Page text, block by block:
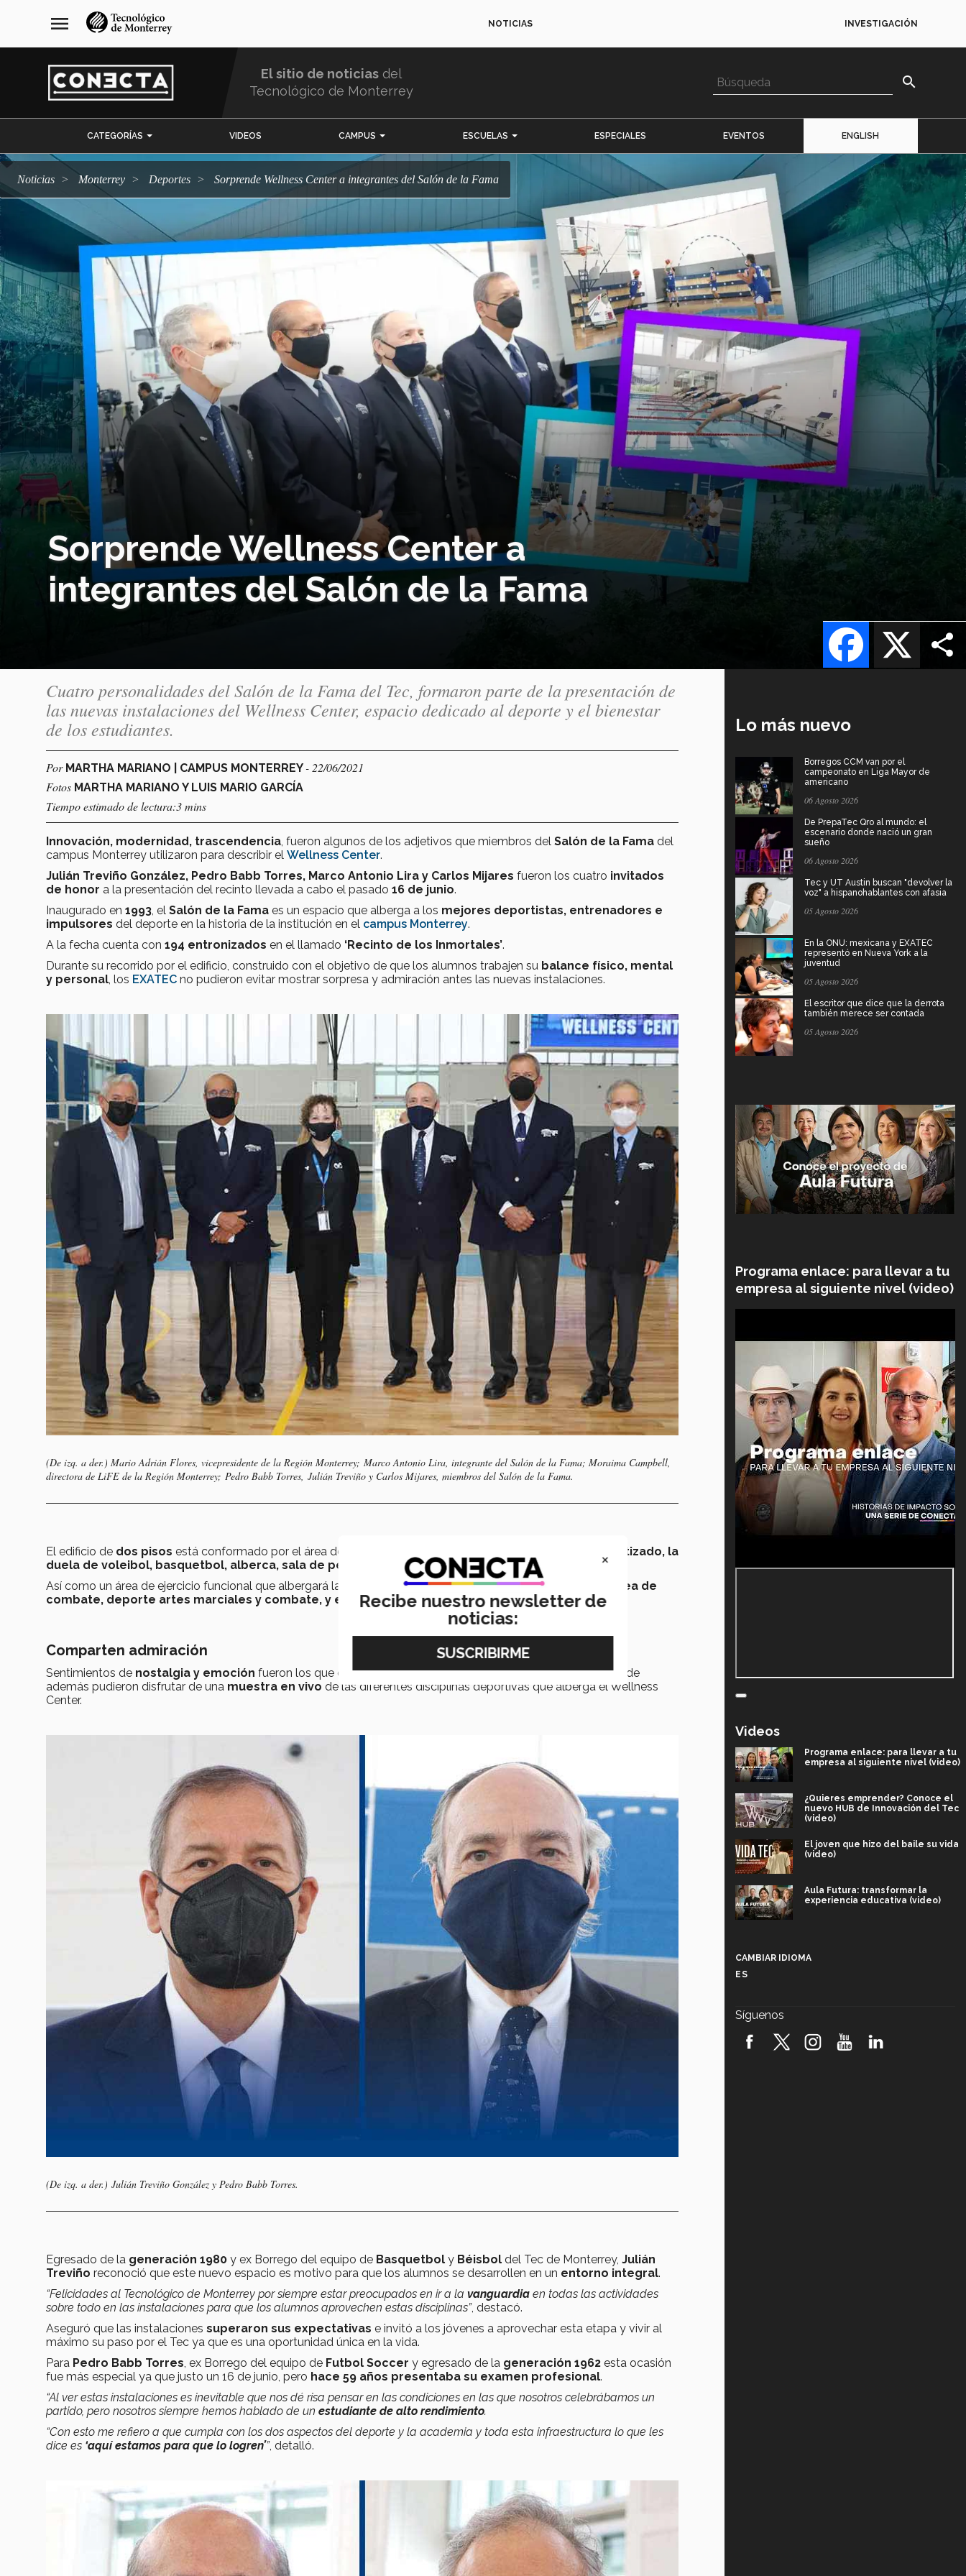
navegación
principal
menu NOTICIAS INVESTIGACIÓN
El sitio de noticias del
Tecnológico de Monterrey
search
CATEGORÍAS VIDEOS CAMPUS ESCUELAS ESPECIALES EVENTOS ENGLISH
Noticias Monterrey deportes Sorprende Wellness Center a integrantes del Salón de la Fama
Sorprende Wellness Center a
integrantes del Salón de la Fama
X
Facebook
Cuatro personalidades del Salón de la Fama del Tec, formaron parte de la presentación de
las nuevas instalaciones del Wellness Center, espacio dedicado al deporte y el bienestar
de los estudiantes.
Por MARTHA MARIANO | CAMPUS MONTERREY- 22/06/2021
Fotos MARTHA MARIANO Y LUIS MARIO GARCÍA
Tiempo estimado de lectura:3 mins
Innovación, modernidad, trascendencia , fueron algunos de los adjetivos que miembros del Salón de la Fama del
campus Monterrey utilizaron para describir el Wellness Center.
Julián Treviño González, Pedro Babb Torres, Marco Antonio Lira y Carlos Mijares fueron los cuatro invitados
de honor a la presentación del recinto llevada a cabo el pasado 16 de junio.
Inaugurado en 1993 , el Salón de la Fama es un espacio que alberga a los mejores deportistas, entrenadores e
impulsores del deporte en la historia de la institución en el campus Monterrey.
A la fecha cuenta con 194 entronizados en el llamado ‘Recinto de los Inmortales’.
Durante su recorrido por el edificio, construido con el objetivo de que los alumnos trabajen su balance físico, mental
y personal , los EXATEC no pudieron evitar mostrar sorpresa y admiración antes las nuevas instalaciones.
(De izq. a der.) Mario Adrián Flores, vicepresidente de la Región Monterrey; Marco Antonio Lira, integrante del Salón de la Fama; Moraima Campbell,
directora de LiFE de la Región Monterrey; Pedro Babb Torres, Julián Treviño y Carlos Mijares, miembros del Salón de la Fama.
El edificio de dos pisos está conformado por el área de la Arena Tec donde se encuentra el
gimnasio climatizado, la
duela de voleibol, basquetbol, alberca, sala de pesas y sala de fitness.
Así como un área de ejercicio funcional que albergará las disciplinas deyoga, meditación, mindfulness, área de
combate, deporte artes marciales y combate, y ejercicios de aerobics, abdomen, pilates, etc.
Comparten admiración
Sentimientos de nostalgia y emoción fueron los que compartieron losex Borregosdurante el evento, donde
además pudieron disfrutar de una muestra en vivo de las diferentes disciplinas deportivas que alberga el Wellness
Center.
(De izq. a der.) Julián Treviño González y Pedro Babb Torres.
Egresado de la generación 1980 y ex Borrego del equipo de Basquetbol y Béisbol del Tec de Monterrey, Julián
Treviño reconoció que este nuevo espacio es motivo para que los alumnos se desarrollen en un entorno integral.
“Felicidades al Tecnológico de Monterrey por siempre estar preocupados en ir a la vanguardia en todas las actividades
sobre todo en las instalaciones para que los alumnos aprovechen estas disciplinas”, destacó.
Aseguró que las instalaciones superaron sus expectativas e invitó a los jóvenes a aprovechar esta etapa y vivir al
máximo su paso por el Tec ya que es una oportunidad única en la vida.
Para Pedro Babb Torres, ex Borrego del equipo de Futbol Soccer y egresado de la generación 1962 esta ocasión
fue más especial ya que justo un 16 de junio, pero hace 59 años presentaba su examen profesional.
“Al ver estas instalaciones es inevitable que nos dé risa pensar en las condiciones en las que nosotros celebrábamos un
partido, pero nosotros siempre hemos hablado de un estudiante de alto rendimiento.
“Con esto me refiero a que cumpla con los dos aspectos del deporte y la academia y toda esta infraestructura lo que les
dice es ‘aquí estamos para que lo logren’”, detalló.
Lo más nuevo
Borregos CCM van por el
campeonato en Liga Mayor de
americano
06 Agosto 2026
De PrepaTec Qro al mundo: el
escenario donde nació un gran
sueño
06 Agosto 2026
Tec y UT Austin buscan "devolver la
voz" a hispanohablantes con afasia
05 Agosto 2026
En la ONU: mexicana y EXATEC
representó en Nueva York a la
juventud
05 Agosto 2026
El escritor que dice que la derrota
también merece ser contada
05 Agosto 2026
Programa enlace: para llevar a tu
empresa al siguiente nivel (video)
Videos
Programa enlace: para llevar a tu
empresa al siguiente nivel (video)
¿Quieres emprender? Conoce el
nuevo HUB de Innovación del Tec
(video)
El joven que hizo del baile su vida
(video)
Aula Futura: transformar la
experiencia educativa (video)
robótica FIRST 2026! (video)
CAMBIAR IDIOMA
ES
Síguenos
×
Recibe nuestro newsletter de
noticias: